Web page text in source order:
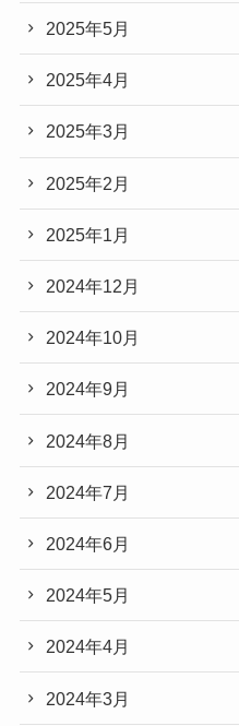
2025年5月
2025年4月
2025年3月
2025年2月
2025年1月
2024年12月
2024年10月
2024年9月
2024年8月
2024年7月
2024年6月
2024年5月
2024年4月
2024年3月